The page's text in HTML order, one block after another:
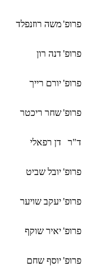
פרופ'משה רוזנפלד
פרופ' דנה רון
פרופ'יורם רייך
פרופ'שחר ריכטר
ד"ר דן רפאלי
פרופ'יובל שביט
פרופ'יעקב שויער
פרופ'יאיר שוקף
פרופ'יוסף שחם